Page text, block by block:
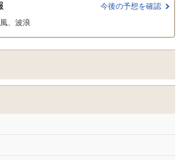
今後の予想を確認
、波浪